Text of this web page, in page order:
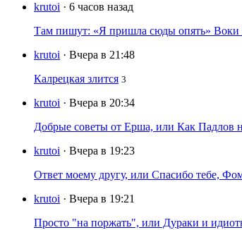
krutoi · 6 часов назад
Там пишут: «Я пришла сюды опять»
krutoi · Вчера в 21:48
Калрецкая злится 3
krutoi · Вчера в 20:34
Добрые советы от Ерша, или Как Падлов
krutoi · Вчера в 19:23
Ответ моему другу, или Спасибо тебе,
krutoi · Вчера в 19:21
Просто "на поржать", или Дураки и